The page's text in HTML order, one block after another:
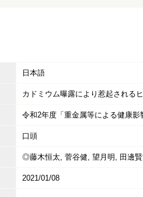
日本語
カドミウム曝露により惹起される
令和2年度「重金属等による健康
口頭
◎藤木恒太, 菅谷健, 望月明, 田邊賢
2021/01/08